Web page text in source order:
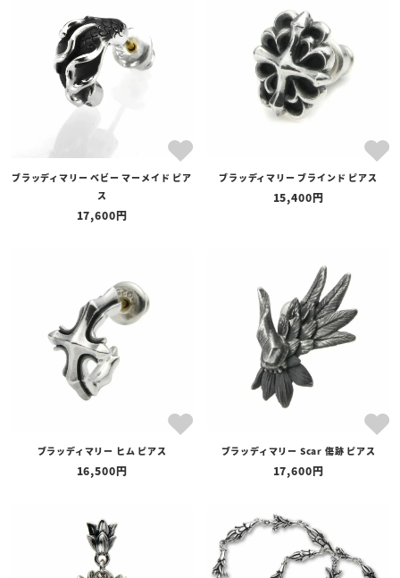
ブラッディマリー ベビー マーメイド ピア
ス
17,600
ブラッディマリー ブラインド ピアス
15,400
ブラッディマリー ヒム ピアス
16,500
ブラッディマリー Scar 傷跡 ピアス
17,600